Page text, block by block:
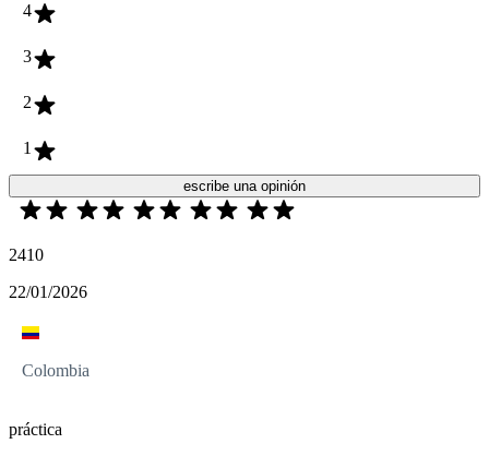
4
3
2
1
escribe una opinión
2410
22/01/2026
Colombia
práctica